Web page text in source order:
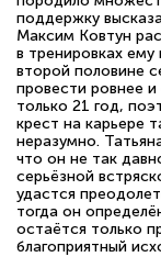
поддержку
Максим Ковтун
в тренировках
второй половине
провести ровнее
только 21 год,
крест на карьере
неразумно.
что он не так
серьёзной
удастся
тогда он
остаётся только
благоприятный